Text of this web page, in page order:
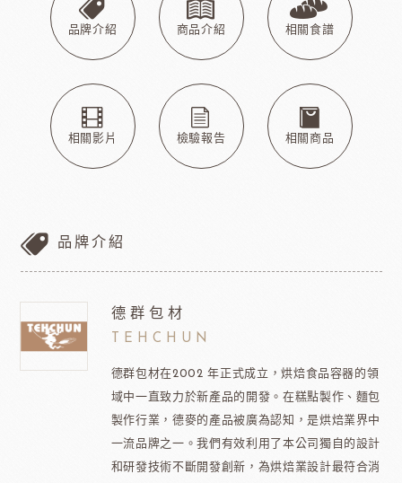
品牌介紹 商品介紹 相關食譜
相關影片 檢驗報告 相關商品
品牌介紹
德群包材
TEHCHUN
德群包材在2002 年正式成立，烘焙食品容器的領
域中一直致力於新產品的開發。在糕點製作、麵包
製作行業，德麥的產品被廣為認知，是烘焙業界中
一流品牌之一。我們有效利用了本公司獨自的設計
和研發技術不斷開發創新，為烘焙業設計最符合消